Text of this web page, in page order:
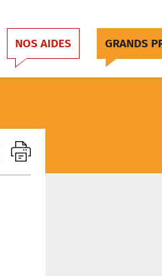
NOS AIDES GRANDS